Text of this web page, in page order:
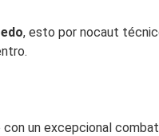
, esto por nocaut
un excepcional